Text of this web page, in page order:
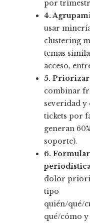
por
4.
usar
clustering
temas
acceso,
5.
combinar
severidad y
tickets por
generan
soporte).
6.
dolor
tipo
quién/qué/
qué/cómo y